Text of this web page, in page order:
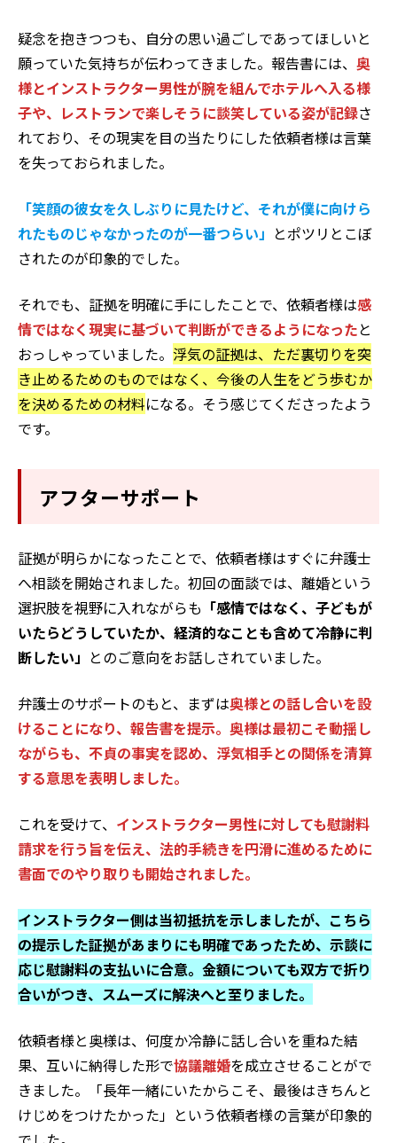
疑念を抱きつつも、自分の思い過ごしであってほしいと
願っていた気持ちが伝わってきました。報告書には、 奥
様とインストラクター男性が腕を組んでホテルへ入る様
子や、レストランで楽しそうに談笑している姿が記録さ
れており、その現実を目の当たりにした依頼者様は言葉
を失っておられました。
「笑顔の彼女を久しぶりに見たけど、それが僕に向けら
れたものじゃなかったのが一番つらい」 とポツリとこぼ
されたのが印象的でした。
それでも、証拠を明確に手にしたことで、依頼者様は感
情ではなく現実に基づいて判断ができるようになったと
おっしゃっていました。 浮気の証拠は、ただ裏切りを突
き止めるためのものではなく、今後の人生をどう歩むか
を決めるための材料になる。そう感じてくださったよう
です。
アフターサポート
証拠が明らかになったことで、依頼者様はすぐに弁護士
へ相談を開始されました。初回の面談では、離婚という
選択肢を視野に入れながらも 「感情ではなく、子どもが
いたらどうしていたか、経済的なことも含めて冷静に判
断したい」 とのご意向をお話しされていました。
弁護士のサポートのもと、まずは奥様との話し合いを設
けることになり、報告書を提示。奥様は最初こそ動揺し
ながらも、不貞の事実を認め、浮気相手との関係を清算
する意思を表明しました。
これを受けて、 インストラクター男性に対しても慰謝料
請求を行う旨を伝え、法的手続きを円滑に進めるために
書面でのやり取りも開始されました。
インストラクター側は当初抵抗を示しましたが、こちら
の提示した証拠があまりにも明確であったため、示談に
応じ慰謝料の支払いに合意。金額についても双方で折り
合いがつき、スムーズに解決へと至りました。
依頼者様と奥様は、何度か冷静に話し合いを重ねた結
果、互いに納得した形で協議離婚を成立させることがで
きました。「長年一緒にいたからこそ、最後はきちんと
けじめをつけたかった」という依頼者様の言葉が印象的